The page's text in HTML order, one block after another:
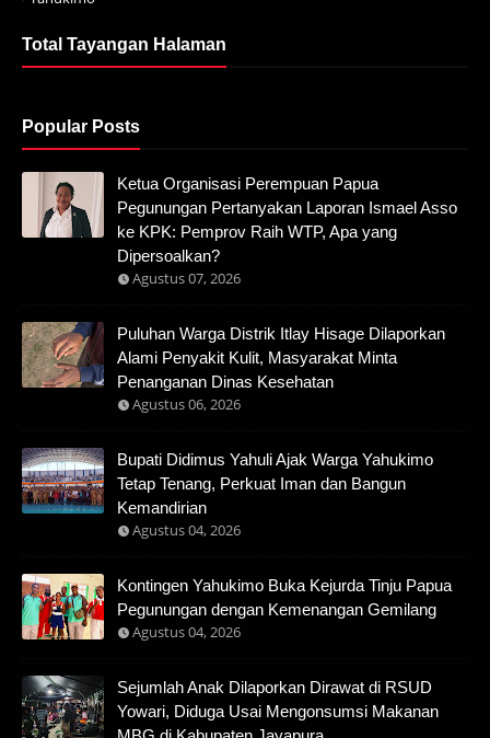
Total Tayangan Halaman
Popular Posts
Ketua Organisasi Perempuan Papua
Pegunungan Pertanyakan Laporan Ismael Asso
ke KPK: Pemprov Raih WTP, Apa yang
Dipersoalkan?
Agustus 07, 2026
Puluhan Warga Distrik Itlay Hisage Dilaporkan
Alami Penyakit Kulit, Masyarakat Minta
Penanganan Dinas Kesehatan
Agustus 06, 2026
Bupati Didimus Yahuli Ajak Warga Yahukimo
Tetap Tenang, Perkuat Iman dan Bangun
Kemandirian
Agustus 04, 2026
Kontingen Yahukimo Buka Kejurda Tinju Papua
Pegunungan dengan Kemenangan Gemilang
Agustus 04, 2026
Sejumlah Anak Dilaporkan Dirawat di RSUD
Yowari, Diduga Usai Mengonsumsi Makanan